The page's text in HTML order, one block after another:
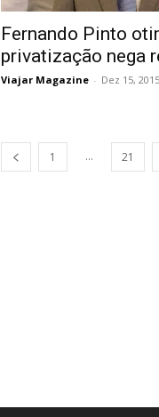
Fernando Pinto
privatização nega
Viajar Magazine - Dez 15, 2015
1 ... 21